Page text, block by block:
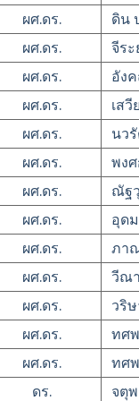
ผศ.ดร.
ดิน
ผศ.ดร.
จีระ
ผศ.ดร.
อัง
ผศ.ดร.
เสวี
ผศ.ดร.
นว
ผศ.ดร.
พง
ผศ.ดร.
ณัฐ
ผศ.ดร.
อุด
ผศ.ดร.
ภา
ผศ.ดร.
วีณ
ผศ.ดร.
วริ
ผศ.ดร.
ทศ
ผศ.ดร.
ทศ
ดร.
จตุ